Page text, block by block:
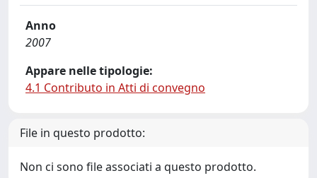
Anno
2007
Appare nelle tipologie:
4.1 Contributo in Atti di convegno
File in questo prodotto:
Non ci sono file associati a questo prodotto.